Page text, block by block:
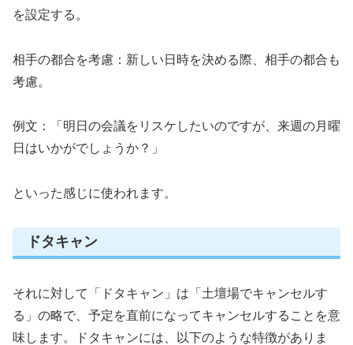
を設定する。
相手の都合を考慮：新しい日時を決める際、相手の都合も
考慮。
例文：「明日の会議をリスケしたいのですが、来週の月曜
日はいかがでしょうか？」
といった感じに使われます。
ドタキャン
それに対して「ドタキャン」は「土壇場でキャンセルす
る」の略で、予定を直前になってキャンセルすることを意
味します。ドタキャンには、以下のような特徴がありま